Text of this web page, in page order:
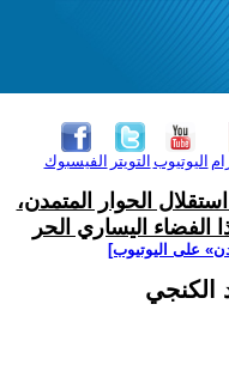
الفيسبوك التويتر اليوتيوب
الحوار المتمدن،
اليساري الحر
على اليوتيوب]
الكنجي